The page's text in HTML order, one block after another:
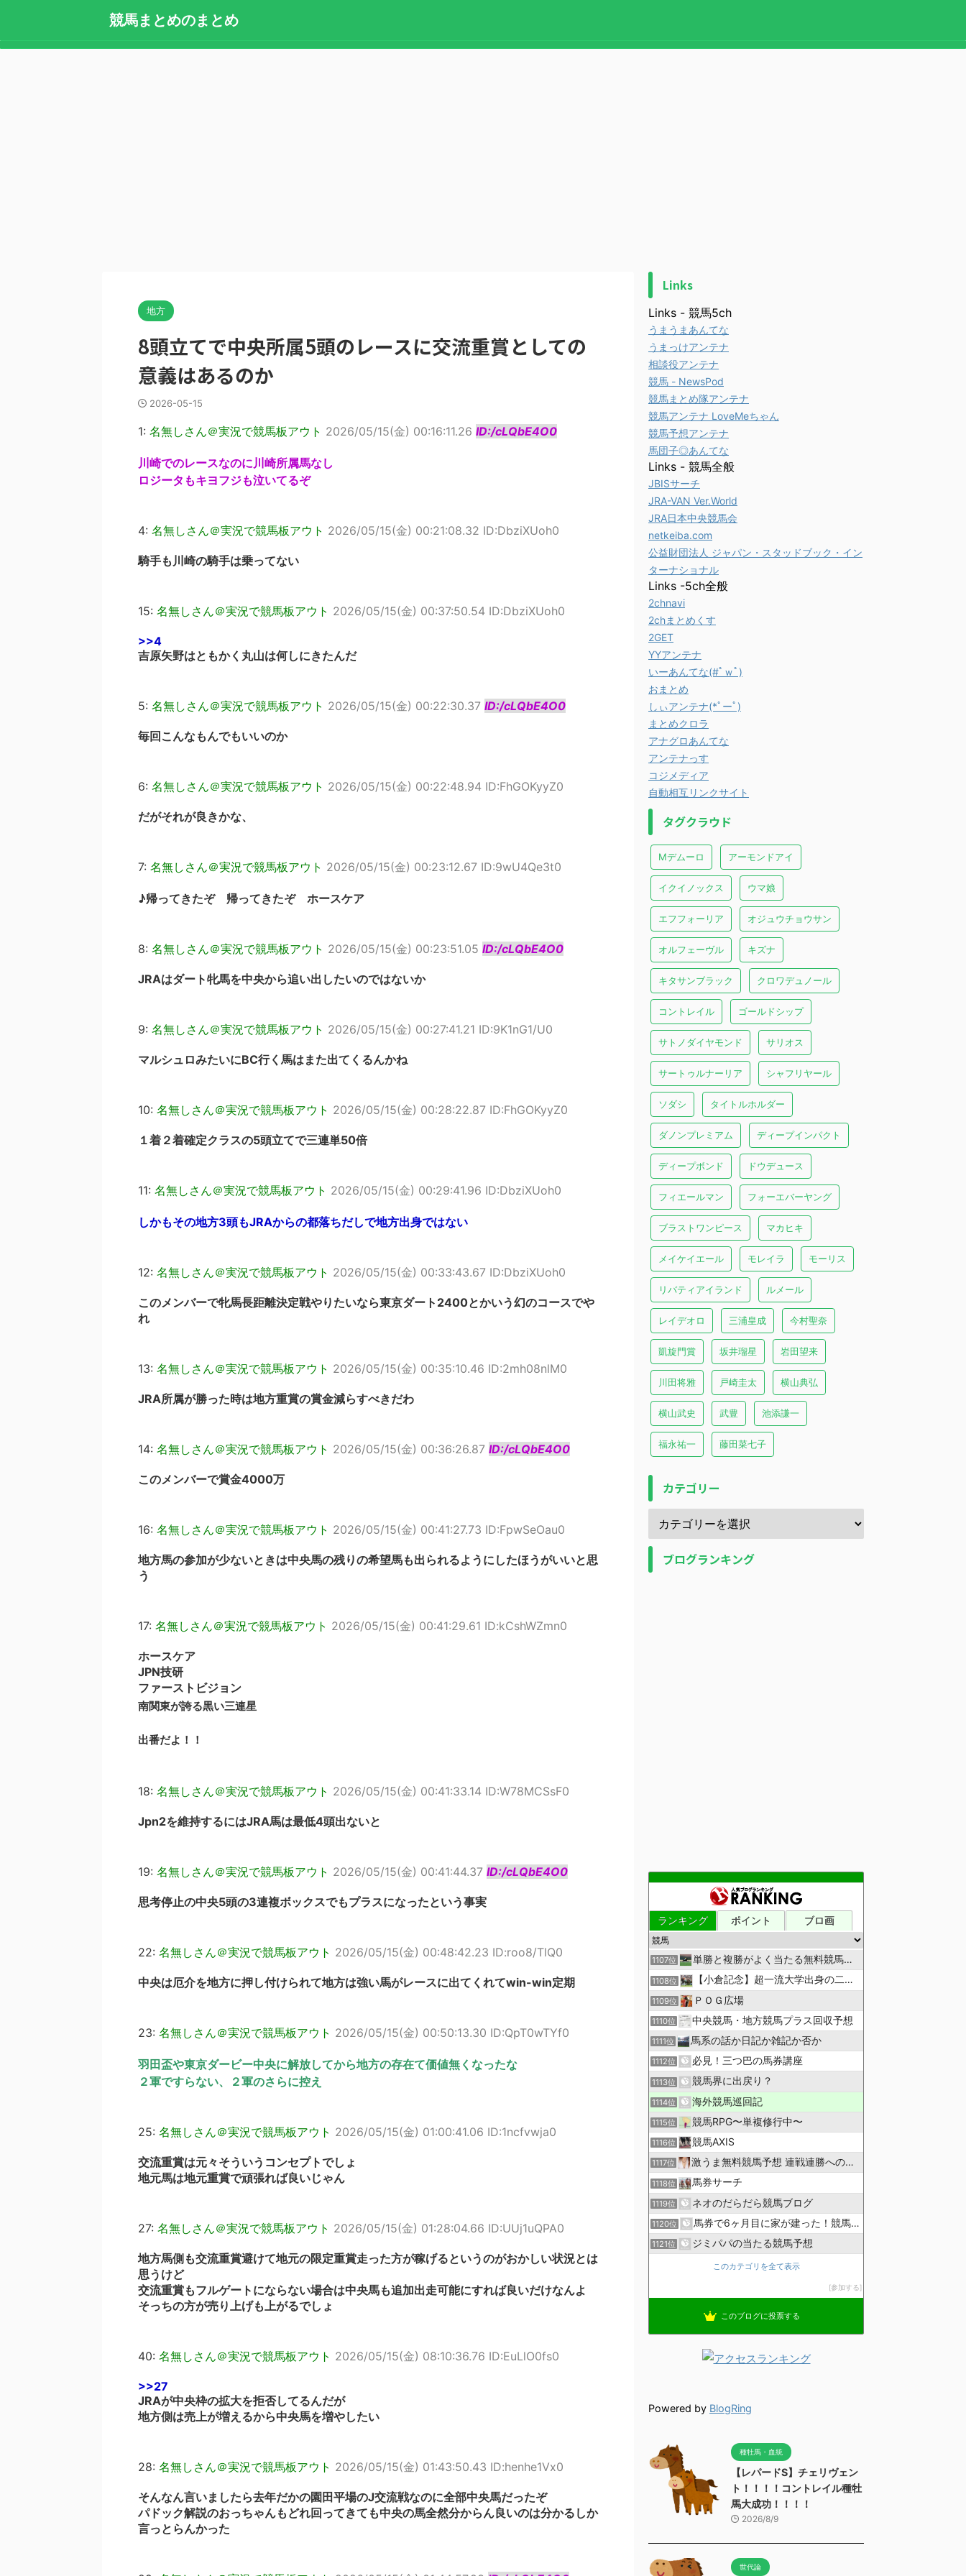
競馬まとめのまとめ
地方
8頭立てで中央所属5頭のレースに交流重賞としての
意義はあるのか
2026-05-15
1: 名無しさん＠実況で競馬板アウト 2026/05/15(金) 00:16:11.26 ID:/cLQbE4O0
川崎でのレースなのに川崎所属馬なし
ロジータもキヨフジも泣いてるぞ
4: 名無しさん＠実況で競馬板アウト 2026/05/15(金) 00:21:08.32 ID:DbziXUoh0
騎手も川崎の騎手は乗ってない
15: 名無しさん＠実況で競馬板アウト 2026/05/15(金) 00:37:50.54 ID:DbziXUoh0
>>4
吉原矢野はともかく丸山は何しにきたんだ
5: 名無しさん＠実況で競馬板アウト 2026/05/15(金) 00:22:30.37 ID:/cLQbE4O0
毎回こんなもんでもいいのか
6: 名無しさん＠実況で競馬板アウト 2026/05/15(金) 00:22:48.94 ID:FhGOKyyZ0
だがそれが良きかな、
7: 名無しさん＠実況で競馬板アウト 2026/05/15(金) 00:23:12.67 ID:9wU4Qe3t0
♪帰ってきたぞ 帰ってきたぞ ホースケア
8: 名無しさん＠実況で競馬板アウト 2026/05/15(金) 00:23:51.05 ID:/cLQbE4O0
JRAはダート牝馬を中央から追い出したいのではないか
9: 名無しさん＠実況で競馬板アウト 2026/05/15(金) 00:27:41.21 ID:9K1nG1/U0
マルシュロみたいにBC行く馬はまた出てくるんかね
10: 名無しさん＠実況で競馬板アウト 2026/05/15(金) 00:28:22.87 ID:FhGOKyyZ0
１着２着確定クラスの5頭立てで三連単50倍
11: 名無しさん＠実況で競馬板アウト 2026/05/15(金) 00:29:41.96 ID:DbziXUoh0
しかもその地方3頭もJRAからの都落ちだしで地方出身ではない
12: 名無しさん＠実況で競馬板アウト 2026/05/15(金) 00:33:43.67 ID:DbziXUoh0
このメンバーで牝馬長距離決定戦やりたいなら東京ダート2400とかいう幻のコースでや
れ
13: 名無しさん＠実況で競馬板アウト 2026/05/15(金) 00:35:10.46 ID:2mh08nlM0
JRA所属が勝った時は地方重賞の賞金減らすべきだわ
14: 名無しさん＠実況で競馬板アウト 2026/05/15(金) 00:36:26.87 ID:/cLQbE4O0
このメンバーで賞金4000万
16: 名無しさん＠実況で競馬板アウト 2026/05/15(金) 00:41:27.73 ID:FpwSeOau0
地方馬の参加が少ないときは中央馬の残りの希望馬も出られるようにしたほうがいいと思
う
17: 名無しさん＠実況で競馬板アウト 2026/05/15(金) 00:41:29.61 ID:kCshWZmn0
ホースケア
JPN技研
ファーストビジョン
南関東が誇る黒い三連星
出番だよ！！
18: 名無しさん＠実況で競馬板アウト 2026/05/15(金) 00:41:33.14 ID:W78MCSsF0
Jpn2を維持するにはJRA馬は最低4頭出ないと
19: 名無しさん＠実況で競馬板アウト 2026/05/15(金) 00:41:44.37 ID:/cLQbE4O0
思考停止の中央5頭の3連複ボックスでもプラスになったという事実
22: 名無しさん＠実況で競馬板アウト 2026/05/15(金) 00:48:42.23 ID:roo8/TlQ0
中央は厄介を地方に押し付けられて地方は強い馬がレースに出てくれてwin-win定期
23: 名無しさん＠実況で競馬板アウト 2026/05/15(金) 00:50:13.30 ID:QpT0wTYf0
羽田盃や東京ダービー中央に解放してから地方の存在て価値無くなったな
２軍ですらない、２軍のさらに控え
25: 名無しさん＠実況で競馬板アウト 2026/05/15(金) 01:00:41.06 ID:1ncfvwja0
交流重賞は元々そういうコンセプトでしょ
地元馬は地元重賞で頑張れば良いじゃん
27: 名無しさん＠実況で競馬板アウト 2026/05/15(金) 01:28:04.66 ID:UUj1uQPA0
地方馬側も交流重賞避けて地元の限定重賞走った方が稼げるというのがおかしい状況とは
思うけど
交流重賞もフルゲートにならない場合は中央馬も追加出走可能にすれば良いだけなんよ
そっちの方が売り上げも上がるでしょ
40: 名無しさん＠実況で競馬板アウト 2026/05/15(金) 08:10:36.76 ID:EuLlO0fs0
>>27
JRAが中央枠の拡大を拒否してるんだが
地方側は売上が増えるから中央馬を増やしたい
28: 名無しさん＠実況で競馬板アウト 2026/05/15(金) 01:43:50.43 ID:henhe1Vx0
そんなん言いましたら去年だかの園田平場のJ交流戦なのに全部中央馬だったぞ
パドック解説のおっちゃんもどれ回ってきても中央の馬全然分からん良いのは分かるしか
言っとらんかった
Links
Links - 競馬5ch
うまうまあんてな
うまっけアンテナ
相談役アンテナ
競馬 - NewsPod
競馬まとめ隊アンテナ
競馬アンテナ LoveMeちゃん
競馬予想アンテナ
馬団子◎あんてな
Links - 競馬全般
JBISサーチ
JRA-VAN Ver.World
JRA日本中央競馬会
netkeiba.com
公益財団法人 ジャパン・スタッドブック・イン
ターナショナル
Links -5ch全般
2chnavi
2chまとめくす
2GET
YYアンテナ
いーあんてな(#ﾟｗﾟ)
おまとめ
しぃアンテナ(*ﾟーﾟ)
まとめクロラ
アナグロあんてな
アンテナっす
コジメディア
自動相互リンクサイト
タグクラウド
Mデムーロ アーモンドアイ
イクイノックス ウマ娘
エフフォーリア オジュウチョウサン
オルフェーヴル キズナ
キタサンブラック クロワデュノール
コントレイル ゴールドシップ
サトノダイヤモンド サリオス
サートゥルナーリア シャフリヤール
ソダシ タイトルホルダー
ダノンプレミアム ディープインパクト
ディープボンド ドウデュース
フィエールマン フォーエバーヤング
ブラストワンピース マカヒキ
メイケイエール モレイラ モーリス
リバティアイランド ルメール
レイデオロ 三浦皇成 今村聖奈
凱旋門賞 坂井瑠星 岩田望来
川田将雅 戸崎圭太 横山典弘
横山武史 武豊 池添謙一
福永祐一 藤田菜七子
カテゴリー
ブログランキング
ランキング ポイント ブロ画
1107位 単勝と複勝がよく当たる無料競馬予想ブログ
1108位 【小倉記念】超一流大学出身の二人で理論競馬
1109位 ＰＯＧ広場
1110位 中央競馬・地方競馬プラス回収予想
1111位 馬系の話か日記か雑記か否か
1112位 必見！三つ巴の馬券講座
1113位 競馬界に出戻り？
1114位 海外競馬巡回記
1115位 競馬RPG〜単複修行中〜
1116位 競馬AXIS
1117位 激うま無料競馬予想 連戦連勝への道！
1118位 馬券サーチ
1119位 ネオのだらだら競馬ブログ
1120位 馬券で6ヶ月目に家が建った！競馬関係者の極秘予想術！
1121位 ジミパパの当たる競馬予想
このカテゴリを全て表示
参加する
このブログに投票する
Powered by BlogRing
種牡馬・血統
【レパードS】チェリヴェン
ト！！！！コントレイル種牡
馬大成功！！！！
2026/8/9
世代論